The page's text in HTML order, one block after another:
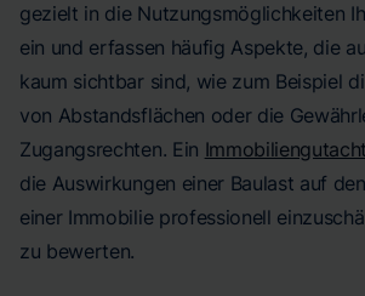
gezielt in die Nutzungsmöglichkeiten
ein und erfassen häufig Aspekte, die
kaum sichtbar sind, wie zum Beispiel
von Abstandsflächen oder die
Zugangsrechten. Ein
die Auswirkungen einer Baulast auf
einer Immobilie professionell
zu bewerten.